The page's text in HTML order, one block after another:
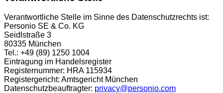
Verantwortliche Stelle im Sinne des Datenschutzrechts ist:
Personio SE & Co. KG
Seidlstraße 3
80335 München
Tel.: +49 (89) 1250 1004
Eintragung im Handelsregister
Registernummer: HRA 115934
Registergericht: Amtsgericht München
Datenschutzbeauftragter: privacy@personio.com